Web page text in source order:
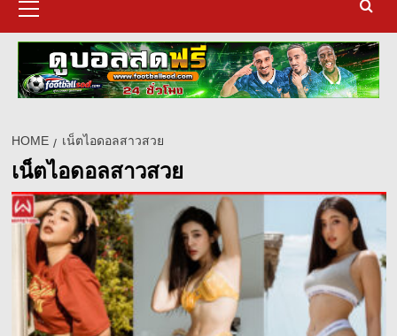
Menu
HOME เน็ตไอดอลสาวสวย
เน็ตไอดอลสาวสวย